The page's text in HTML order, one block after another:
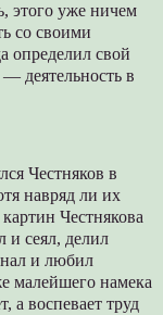
этого уже ничем
со своими
определил свой
деятельность в
Честняков в
навряд ли их
Честнякова
и сеял, делил
и любил
малейшего намека
а воспевает труд